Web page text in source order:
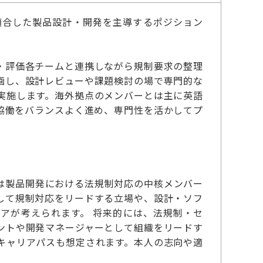
した製品設計・開発を主導するポジション
価各チームと連携しながら規制要求の整理
、設計レビューや課題検討の場で専門的な
します。海外拠点のメンバーとは主に英語
をバランスよく進め、専門性を活かしてプ
品開発における法規制対応の中核メンバー
規制対応をリードする立場や、設計・ソフ
が考えられます。 将来的には、法規制・セ
や開発マネージャーとして組織をリードす
リアパスも想定されます。本人の志向や適